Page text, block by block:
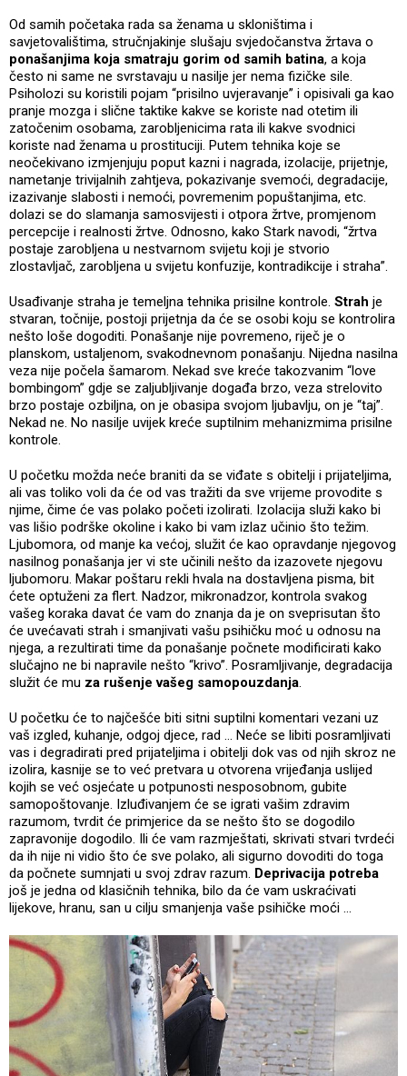
Od samih početaka rada sa ženama u skloništima i
savjetovalištima, stručnjakinje slušaju svjedočanstva žrtava o
ponašanjima koja smatraju gorim od samih batina, a koja
često ni same ne svrstavaju u nasilje jer nema fizičke sile.
Psiholozi su koristili pojam “prisilno uvjeravanje” i opisivali ga kao
pranje mozga i slične taktike kakve se koriste nad otetim ili
zatočenim osobama, zarobljenicima rata ili kakve svodnici
koriste nad ženama u prostituciji. Putem tehnika koje se
neočekivano izmjenjuju poput kazni i nagrada, izolacije, prijetnje,
nametanje trivijalnih zahtjeva, pokazivanje svemoći, degradacije,
izazivanje slabosti i nemoći, povremenim popuštanjima, etc.
dolazi se do slamanja samosvijesti i otpora žrtve, promjenom
percepcije i realnosti žrtve. Odnosno, kako Stark navodi, “žrtva
postaje zarobljena u nestvarnom svijetu koji je stvorio
zlostavljač, zarobljena u svijetu konfuzije, kontradikcije i straha”.
Usađivanje straha je temeljna tehnika prisilne kontrole. Strah je
stvaran, točnije, postoji prijetnja da će se osobi koju se kontrolira
nešto loše dogoditi. Ponašanje nije povremeno, riječ je o
planskom, ustaljenom, svakodnevnom ponašanju. Nijedna nasilna
veza nije počela šamarom. Nekad sve kreće takozvanim “love
bombingom” gdje se zaljubljivanje događa brzo, veza strelovito
brzo postaje ozbiljna, on je obasipa svojom ljubavlju, on je “taj”.
Nekad ne. No nasilje uvijek kreće suptilnim mehanizmima prisilne
kontrole.
U početku možda neće braniti da se viđate s obitelji i prijateljima,
ali vas toliko voli da će od vas tražiti da sve vrijeme provodite s
njime, čime će vas polako početi izolirati. Izolacija služi kako bi
vas lišio podrške okoline i kako bi vam izlaz učinio što težim.
Ljubomora, od manje ka većoj, služit će kao opravdanje njegovog
nasilnog ponašanja jer vi ste učinili nešto da izazovete njegovu
ljubomoru. Makar poštaru rekli hvala na dostavljena pisma, bit
ćete optuženi za flert. Nadzor, mikronadzor, kontrola svakog
vašeg koraka davat će vam do znanja da je on sveprisutan što
će uvećavati strah i smanjivati vašu psihičku moć u odnosu na
njega, a rezultirati time da ponašanje počnete modificirati kako
slučajno ne bi napravile nešto “krivo”. Posramljivanje, degradacija
služit će mu za rušenje vašeg samopouzdanja.
U početku će to najčešće biti sitni suptilni komentari vezani uz
vaš izgled, kuhanje, odgoj djece, rad … Neće se libiti posramljivati
vas i degradirati pred prijateljima i obitelji dok vas od njih skroz ne
izolira, kasnije se to već pretvara u otvorena vrijeđanja uslijed
kojih se već osjećate u potpunosti nesposobnom, gubite
samopoštovanje. Izluđivanjem će se igrati vašim zdravim
razumom, tvrdit će primjerice da se nešto što se dogodilo
zapravonije dogodilo. Ili će vam razmještati, skrivati stvari tvrdeći
da ih nije ni vidio što će sve polako, ali sigurno dovoditi do toga
da počnete sumnjati u svoj zdrav razum. Deprivacija potreba
još je jedna od klasičnih tehnika, bilo da će vam uskraćivati
lijekove, hranu, san u cilju smanjenja vaše psihičke moći …